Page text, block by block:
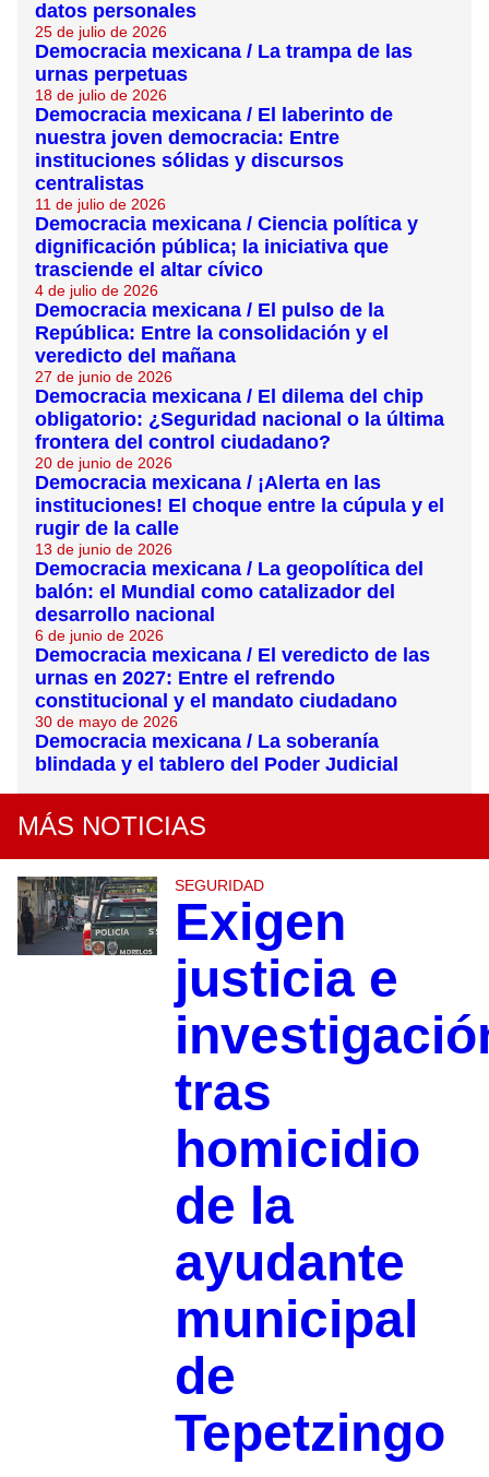
datos personales
25 de julio de 2026
Democracia mexicana / La trampa de las
urnas perpetuas
18 de julio de 2026
Democracia mexicana / El laberinto de
nuestra joven democracia: Entre
instituciones sólidas y discursos
centralistas
11 de julio de 2026
Democracia mexicana / Ciencia política y
dignificación pública; la iniciativa que
trasciende el altar cívico
4 de julio de 2026
Democracia mexicana / El pulso de la
República: Entre la consolidación y el
veredicto del mañana
27 de junio de 2026
Democracia mexicana / El dilema del chip
obligatorio: ¿Seguridad nacional o la última
frontera del control ciudadano?
20 de junio de 2026
Democracia mexicana / ¡Alerta en las
instituciones! El choque entre la cúpula y el
rugir de la calle
13 de junio de 2026
Democracia mexicana / La geopolítica del
balón: el Mundial como catalizador del
desarrollo nacional
6 de junio de 2026
Democracia mexicana / El veredicto de las
urnas en 2027: Entre el refrendo
constitucional y el mandato ciudadano
30 de mayo de 2026
Democracia mexicana / La soberanía
blindada y el tablero del Poder Judicial
MÁS NOTICIAS
SEGURIDAD
Exigen
justicia e
tras
homicidio
de la
ayudante
municipal
de
Tepetzingo